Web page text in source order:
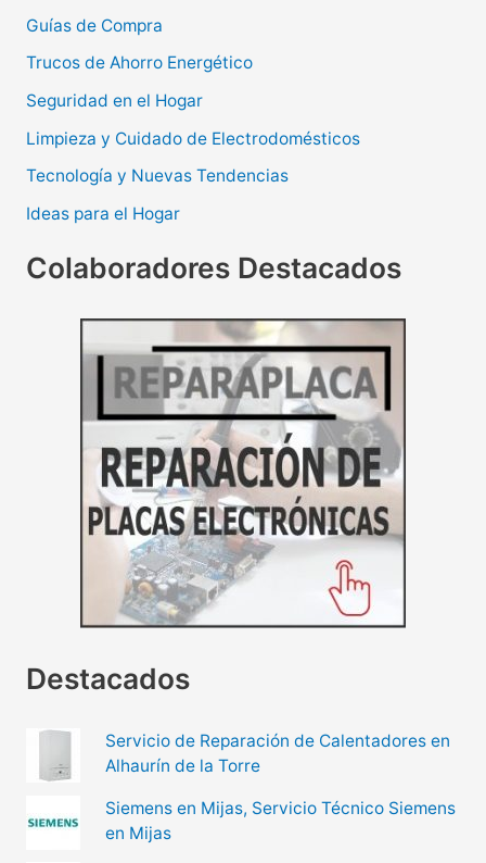
Guías de Compra
Trucos de Ahorro Energético
Seguridad en el Hogar
Limpieza y Cuidado de Electrodomésticos
Tecnología y Nuevas Tendencias
Ideas para el Hogar
Colaboradores Destacados
Destacados
Servicio de Reparación de Calentadores en
Alhaurín de la Torre
Siemens en Mijas, Servicio Técnico Siemens
en Mijas